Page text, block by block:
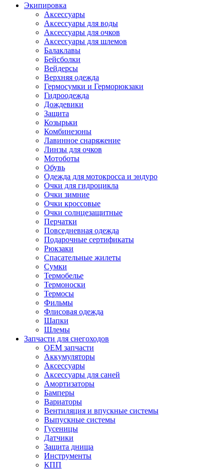
Экипировка
Аксессуары
Аксессуары для воды
Аксессуары для очков
Аксессуары для шлемов
Балаклавы
Бейсболки
Вейдерсы
Верхняя одежда
Гермосумки и Герморюкзаки
Гидроодежда
Дождевики
Защита
Козырьки
Комбинезоны
Лавинное снаряжение
Линзы для очков
Мотоботы
Обувь
Одежда для мотокросса и эндуро
Очки для гидроцикла
Очки зимние
Очки кроссовые
Очки солнцезащитные
Перчатки
Повседневная одежда
Подарочные сертификаты
Рюкзаки
Спасательные жилеты
Сумки
Термобелье
Термоноски
Термосы
Фильмы
Флисовая одежда
Шапки
Шлемы
Запчасти для снегоходов
OEM запчасти
Аккумуляторы
Аксессуары
Аксессуары для саней
Амортизаторы
Бамперы
Вариаторы
Вентиляция и впускные системы
Выпускные системы
Гусеницы
Датчики
Защита днища
Инструменты
КПП